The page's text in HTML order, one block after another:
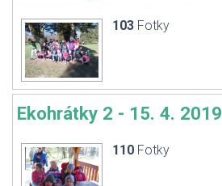
103 Fotky
Ekohrátky 2 - 15. 4. 2019
110 Fotky